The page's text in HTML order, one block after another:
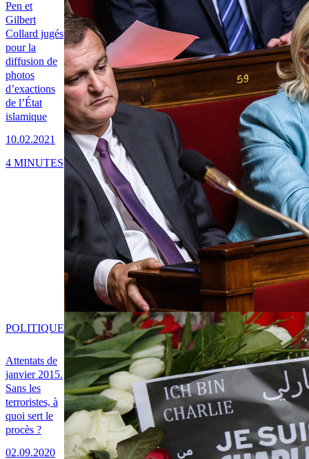
Pen et
Gilbert
Collard jugés
pour la
diffusion de
photos
d’exactions
de l’État
islamique
10.02.2021
4 MINUTES
Attentats de
janvier 2015.
Sans les
terroristes, à
quoi sert le
procès ?
02.09.2020
POLITIQUE